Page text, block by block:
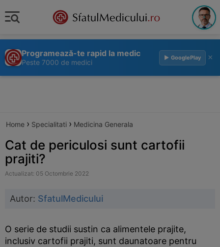
Programează-te rapid la medic
Peste 7000 de medici
▶ GooglePlay ×
Home › Specialitati › Medicina Generala
Cat de periculosi sunt cartofii
prajiti?
Actualizat: 05 Octombrie 2022
Autor: SfatulMedicului
O serie de studii sustin ca alimentele prajite,
inclusiv cartofii prajiti, sunt daunatoare pentru